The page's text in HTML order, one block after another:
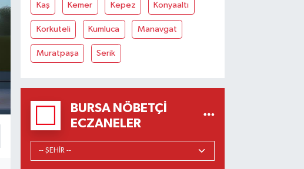
Kaş Kemer Kepez Konyaaltı
Korkuteli Kumluca Manavgat
Muratpaşa Serik
BURSA NÖBETÇI
ECZANELER